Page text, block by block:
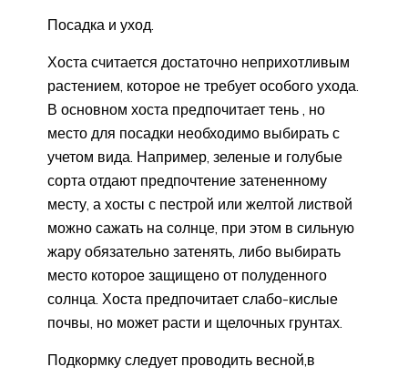
Посадка и уход.
Хоста считается достаточно неприхотливым
растением, которое не требует особого ухода.
В основном хоста предпочитает тень , но
место для посадки необходимо выбирать с
учетом вида. Например, зеленые и голубые
сорта отдают предпочтение затененному
месту, а хосты с пестрой или желтой листвой
можно сажать на солнце, при этом в сильную
жару обязательно затенять, либо выбирать
место которое защищено от полуденного
солнца. Хоста предпочитает слабо-кислые
почвы, но может расти и щелочных грунтах.
Подкормку следует проводить весной,в